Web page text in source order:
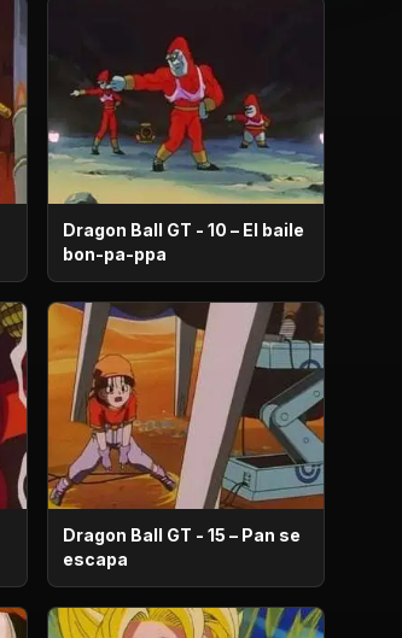
Dragon Ball GT - 10 – El baile
bon-pa-ppa
Dragon Ball GT - 15 – Pan se
escapa